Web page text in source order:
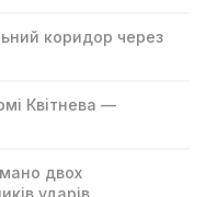
коридор через
Квітнева —
двох
ударів